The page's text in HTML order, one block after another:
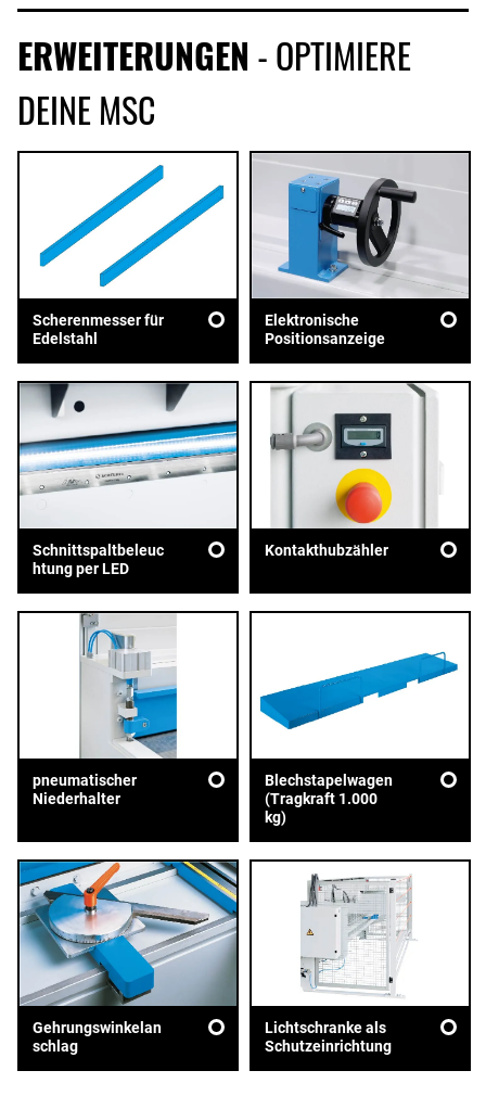
ERWEITERUNGEN - OPTIMIERE
DEINE MSC
Scherenmesser für
Edelstahl
Elektronische
Positionsanzeige
Schnittspaltbeleuc
htung per LED
Kontakthubzähler
pneumatischer
Niederhalter
Blechstapelwagen
(Tragkraft 1.000
kg)
Gehrungswinkelan
schlag
Lichtschranke als
Schutzeinrichtung